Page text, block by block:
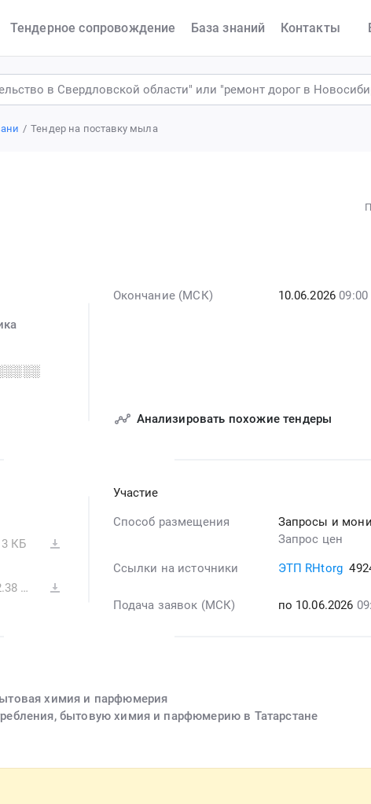
Тендерное сопровождение База знаний Контакты
Тендер на поставку мыла
Окончание (МСК) 10.06.2026 09:00
Анализировать похожие тендеры
КБ
2.38 МБ
Участие
Способ размещения
Запросы и
Запрос цен
Ссылки на источники ЭТП RHtorg
Подача заявок (МСК) по 10.06.2026
химия и парфюмерия
бытовую химия и парфюмерию в Татарстане